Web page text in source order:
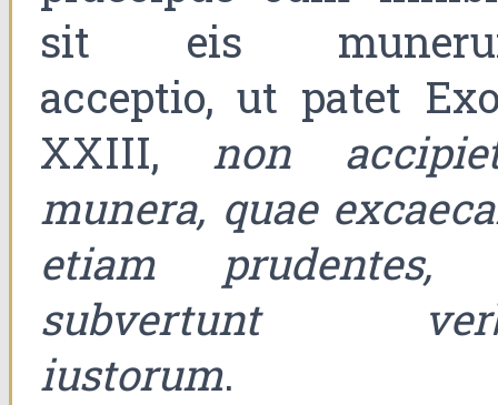
sit eis
acceptio, ut patet
XXIII, non
munera, quae
etiam prudentes,
subvertunt
iustorum.